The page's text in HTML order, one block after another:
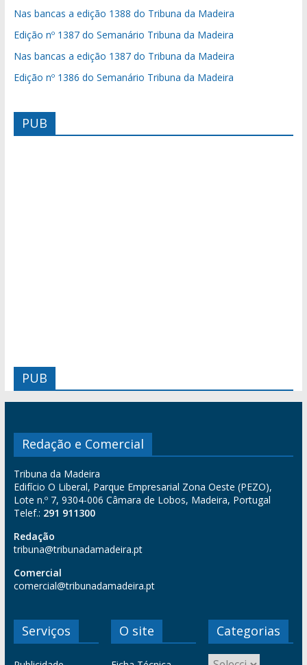
Nas bancas a edição 1388 do Tribuna da Madeira
Edição nº 1387 do Semanário Tribuna da Madeira
Nas bancas a edição 1387 do Tribuna da Madeira
Edição nº 1386 do Semanário Tribuna da Madeira
PUB
PUB
Redação e Comercial
Tribuna da Madeira
Edifício O Liberal, Parque Empresarial Zona Oeste (PEZO),
Lote n.º 7, 9304-006 Câmara de Lobos, Madeira, Portugal
Telef.: 291 911300
Redação
tribuna@tribunadamadeira.pt
Comercial
comercial@tribunadamadeira.pt
Serviços O site Categorias